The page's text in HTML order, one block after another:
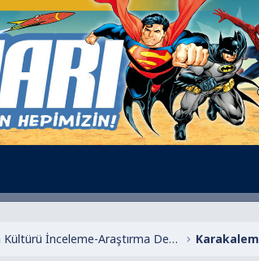
Çizgi Roman Kültürü İnceleme-Araştırma Dergileri Karakalem